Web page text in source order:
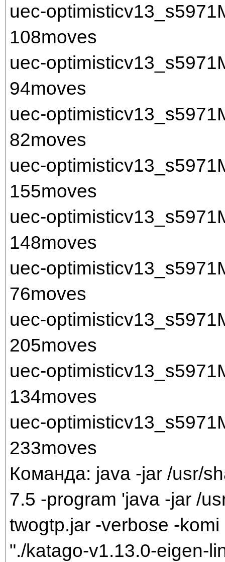
uec-
108moves
uec-
94moves
uec-
82moves
uec-
155moves
uec-
148moves
uec-
76moves
uec-
205moves
uec-
134moves
uec-
233moves
Команда: java -jar /usr/
7.5 -program 'java -jar /
twogtp.jar -verbose -
"./katago-v1.13.0-eigen-